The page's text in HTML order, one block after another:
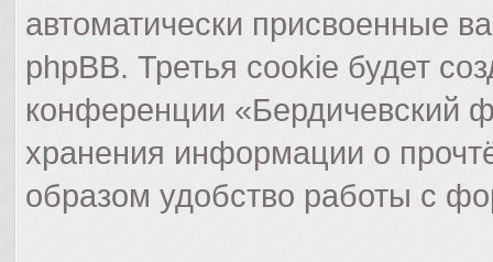
автоматически присвоенные
phpBB. Третья cookie будет
конференции «Бердичевский
хранения информации о
образом удобство работы с